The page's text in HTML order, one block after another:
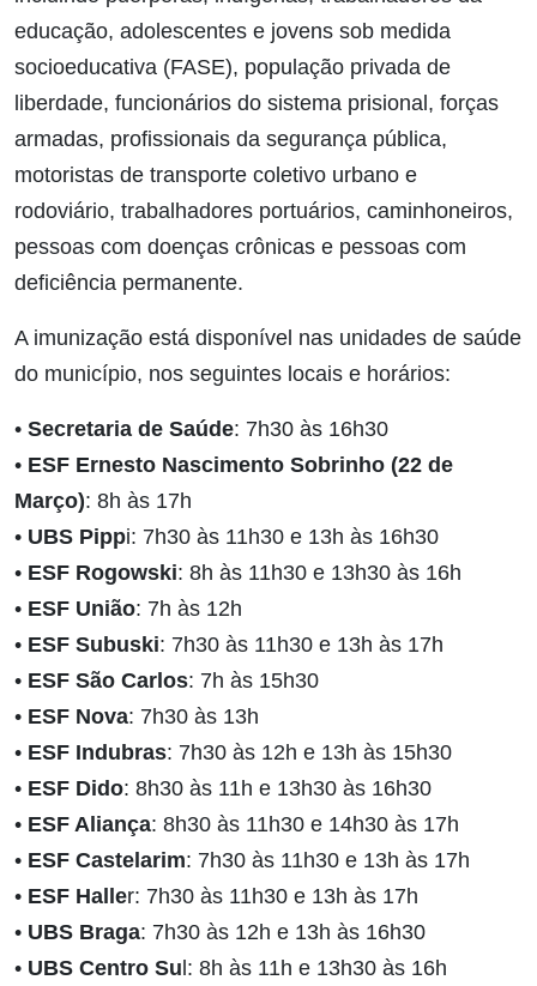
educação, adolescentes e jovens sob medida
socioeducativa (FASE), população privada de
liberdade, funcionários do sistema prisional, forças
armadas, profissionais da segurança pública,
motoristas de transporte coletivo urbano e
rodoviário, trabalhadores portuários, caminhoneiros,
pessoas com doenças crônicas e pessoas com
deficiência permanente.
A imunização está disponível nas unidades de saúde
do município, nos seguintes locais e horários:
• Secretaria de Saúde: 7h30 às 16h30
• ESF Ernesto Nascimento Sobrinho (22 de
Março): 8h às 17h
• UBS Pippi: 7h30 às 11h30 e 13h às 16h30
• ESF Rogowski: 8h às 11h30 e 13h30 às 16h
• ESF União: 7h às 12h
• ESF Subuski: 7h30 às 11h30 e 13h às 17h
• ESF São Carlos: 7h às 15h30
• ESF Nova: 7h30 às 13h
• ESF Indubras: 7h30 às 12h e 13h às 15h30
• ESF Dido: 8h30 às 11h e 13h30 às 16h30
• ESF Aliança: 8h30 às 11h30 e 14h30 às 17h
• ESF Castelarim: 7h30 às 11h30 e 13h às 17h
• ESF Haller: 7h30 às 11h30 e 13h às 17h
• UBS Braga: 7h30 às 12h e 13h às 16h30
• UBS Centro Su l: 8h às 11h e 13h30 às 16h